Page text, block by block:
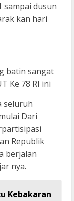
sampai dusun
kan hari
batin sangat
Ke 78 RI ini
seluruh
Dari
Republik
berjalan
nya.
Kebakaran